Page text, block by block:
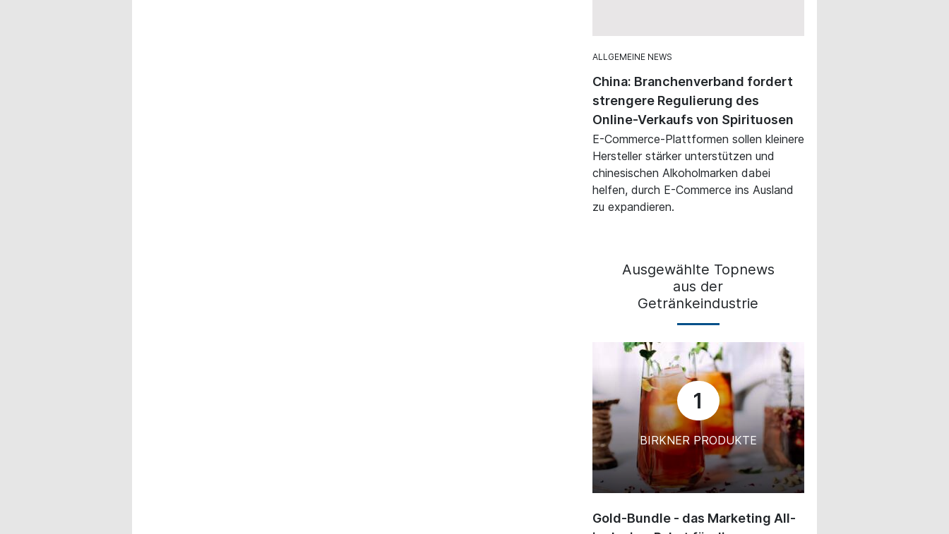
ALLGEMEINE NEWS
China: Branchenverband fordert
strengere Regulierung des
Online-Verkaufs von Spirituosen
E-Commerce-Plattformen sollen kleinere
Hersteller stärker unterstützen und
chinesischen Alkoholmarken dabei
helfen, durch E-Commerce ins Ausland
zu expandieren.
Ausgewählte Topnews
aus der
Getränkeindustrie
1
BIRKNER PRODUKTE
Gold-Bundle - das Marketing All-